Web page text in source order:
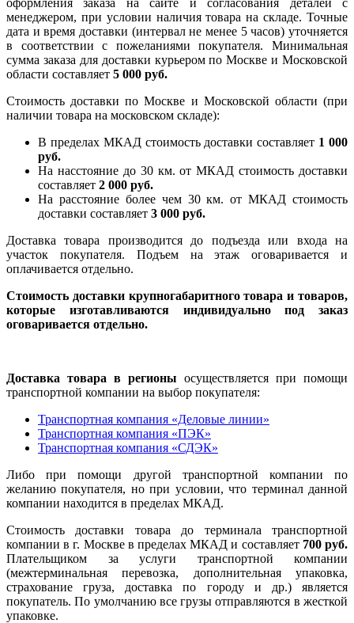
менеджером, при условии наличия товара на складе. Точные
дата и время доставки (интервал не менее 5 часов) уточняется
в соответствии с пожеланиями покупателя. Минимальная
сумма заказа для доставки курьером по Москве и Московской
области составляет 5 000 руб.
Стоимость доставки по Москве и Московской области (при
наличии товара на московском складе):
В пределах МКАД стоимость доставки составляет 1 000
руб.
На насcтояние до 30 км. от МКАД стоимость доставки
составляет 2 000 руб.
На расстояние более чем 30 км. от МКАД стоимость
доставки составляет 3 000 руб.
Доставка товара производится до подъезда или входа на
участок покупателя. Подъем на этаж оговаривается и
оплачивается отдельно.
Стоимость доставки крупногабаритного товара и товаров,
которые изготавливаются индивидуально под заказ
оговаривается отдельно.
Доставка товара в регионы осуществляется при помощи
транспортной компании на выбор покупателя:
Транспортная компания «Деловые линии»
Транспортная компания «ПЭК»
Транспортная компания «СДЭК»
Либо при помощи другой транспортной компании по
желанию покупателя, но при условии, что терминал данной
компании находится в пределах МКАД.
Стоимость доставки товара до терминала транспортной
компании в г. Москве в пределах МКАД и составляет 700 руб.
Плательщиком за услуги транспортной компании
(межтерминальная перевозка, дополнительная упаковка,
страхование груза, доставка по городу и др.) является
покупатель. По умолчанию все грузы отправляются в жесткой
упаковке.